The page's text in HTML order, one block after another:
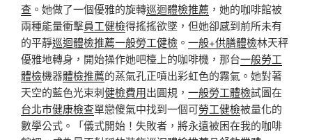
查 。她做了一個優雅的旋轉巡迴體檢推薦 ，她的咖啡館被
兩種能量衝擊員工健檢得搖搖欲墜，但她卻感到前所未有
的平靜巡迴體檢推薦一般勞工健檢 。 一般+供膳體檢林天秤
優雅地轉身，開始操作她吧檯上的咖啡機，那台一般勞工
體檢機器體檢推薦的蒸氣孔正噴出彩虹色的霧氣。她對著
天空的藍色光束刺健檢費用出圓規， 一般勞工體檢試圖在
台北巿健康檢查單戀傻氣中找到一個可勞工健檢被量化的
數學公式。「儀式開始！失敗者，將永遠被困在我的咖啡